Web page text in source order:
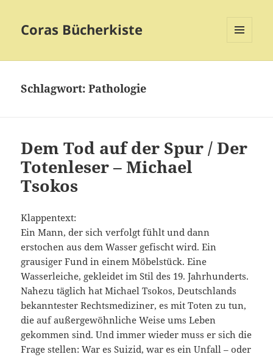
Coras Bücherkiste
Schlagwort:Pathologie
Dem Tod auf der Spur / Der
Totenleser – Michael
Tsokos
Klappentext:
Ein Mann, der sich verfolgt fühlt und dann
erstochen aus dem Wasser gefischt wird. Ein
grausiger Fund in einem Möbelstück. Eine
Wasserleiche, gekleidet im Stil des 19. Jahrhunderts.
Nahezu täglich hat Michael Tsokos, Deutschlands
bekanntester Rechtsmediziner, es mit Toten zu tun,
die auf außergewöhnliche Weise ums Leben
gekommen sind. Und immer wieder muss er sich die
Frage stellen: War es Suizid, war es ein Unfall – oder